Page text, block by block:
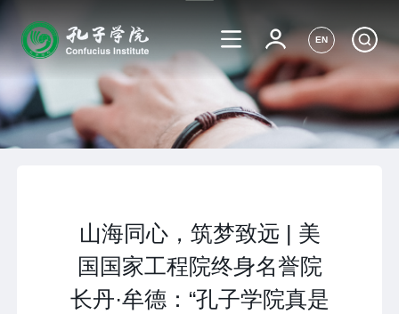
EN
山海同心，筑梦致远 | 美
国国家工程院终身名誉院
长丹·牟德：“孔子学院真是